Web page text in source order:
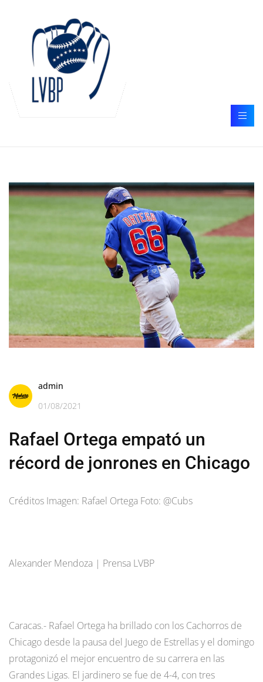
admin
01/08/2021
Rafael Ortega empató un
récord de jonrones en Chicago
Créditos Imagen: Rafael Ortega Foto: @Cubs
Alexander Mendoza | Prensa LVBP
Caracas.- Rafael Ortega ha brillado con los Cachorros de
Chicago desde la pausa del Juego de Estrellas y el domingo
protagonizó el mejor encuentro de su carrera en las
Grandes Ligas. El jardinero se fue de 4-4, con tres